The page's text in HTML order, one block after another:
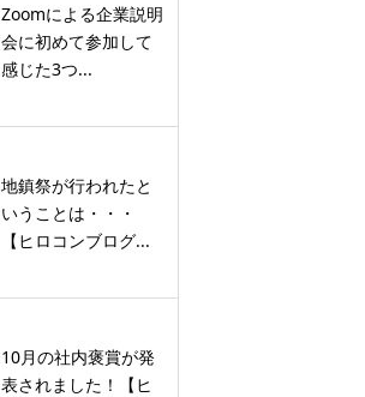
Zoomによる企業説明
会に初めて参加して
感じた3つ...
地鎮祭が行われたと
いうことは・・・
【ヒロコンブログ...
10月の社内褒賞が発
表されました！【ヒ